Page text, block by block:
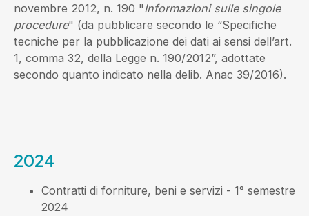
novembre 2012, n. 190 "Informazioni sulle singole
procedure" (da pubblicare secondo le “Specifiche
tecniche per la pubblicazione dei dati ai sensi dell’art.
1, comma 32, della Legge n. 190/2012”, adottate
secondo quanto indicato nella delib. Anac 39/2016).
2024
Contratti di forniture, beni e servizi - 1° semestre
2024